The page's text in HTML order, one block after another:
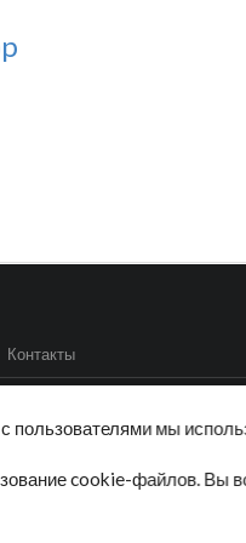
Контакты
публичной офертой.
дополнительно в отделе продаж.
пользователями мы
cookie-файлов. Вы